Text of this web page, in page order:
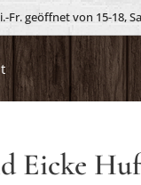
Fr. geöffnet von 15-18,
Eicke